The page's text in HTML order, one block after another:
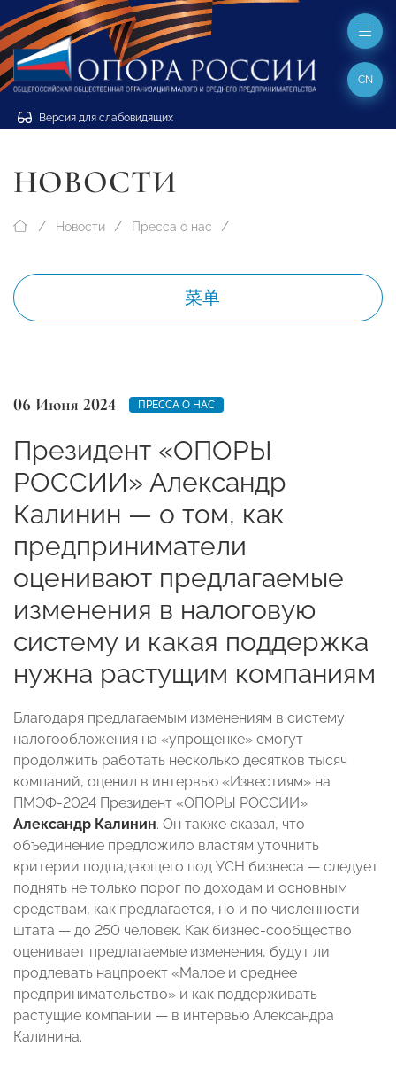
Версия для слабовидящих
CN
НОВОСТИ
Новости Пресса о нас
菜单
06 Июня 2024 ПРЕССА О НАС
Президент «ОПОРЫ
РОССИИ» Александр
Калинин — о том, как
предприниматели
оценивают предлагаемые
изменения в налоговую
систему и какая поддержка
нужна растущим компаниям
Благодаря предлагаемым изменениям в систему
налогообложения на «упрощенке» смогут
продолжить работать несколько десятков тысяч
компаний, оценил в интервью «Известиям» на
ПМЭФ-2024 Президент «ОПОРЫ РОССИИ»
Александр Калинин. Он также сказал, что
объединение предложило властям уточнить
критерии подпадающего под УСН бизнеса — следует
поднять не только порог по доходам и основным
средствам, как предлагается, но и по численности
штата — до 250 человек. Как бизнес-сообщество
оценивает предлагаемые изменения, будут ли
продлевать нацпроект «Малое и среднее
предпринимательство» и как поддерживать
растущие компании — в интервью Александра
Калинина.